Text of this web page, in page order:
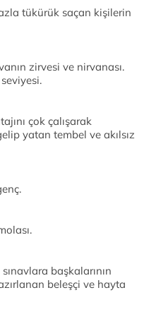
tükürük saçan kişilerin
zirvesi ve nirvanası.
çok çalışarak
yatan tembel ve akılsız
başkalarının
beleşçi ve hayta